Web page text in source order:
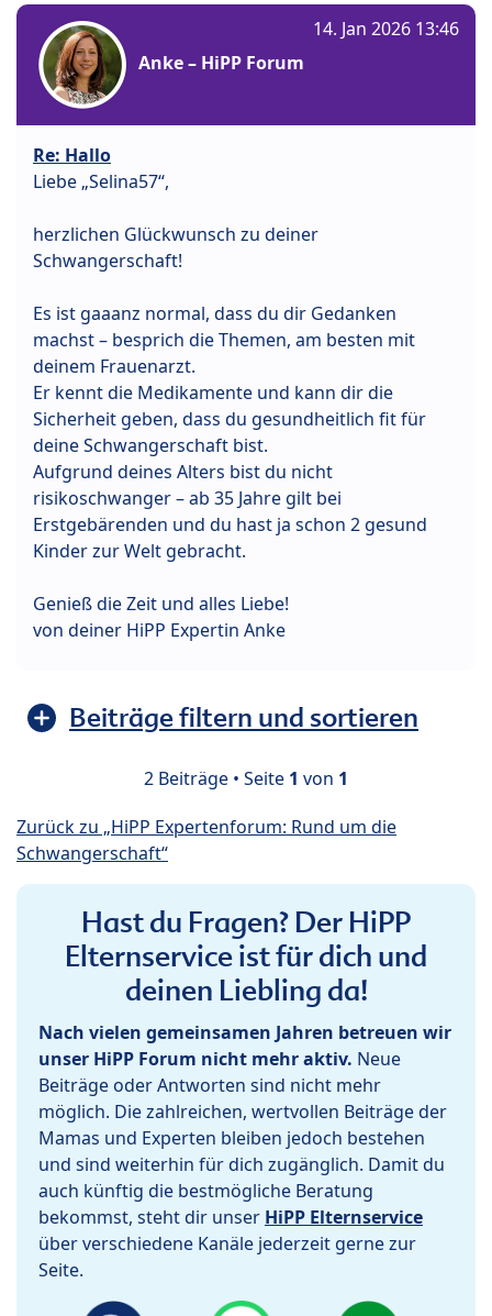
Anke – HiPP Forum
14. Jan 2026 13:46
Re: Hallo
Liebe „Selina57“,
herzlichen Glückwunsch zu deiner
Schwangerschaft!
Es ist gaaanz normal, dass du dir Gedanken
machst – besprich die Themen, am besten mit
deinem Frauenarzt.
Er kennt die Medikamente und kann dir die
Sicherheit geben, dass du gesundheitlich fit für
deine Schwangerschaft bist.
Aufgrund deines Alters bist du nicht
risikoschwanger – ab 35 Jahre gilt bei
Erstgebärenden und du hast ja schon 2 gesund
Kinder zur Welt gebracht.
Genieß die Zeit und alles Liebe!
von deiner HiPP Expertin Anke
Beiträge filtern und sortieren
2 Beiträge • Seite 1 von 1
Zurück zu „HiPP Expertenforum: Rund um die
Schwangerschaft“
Hast du Fragen? Der HiPP
Elternservice ist für dich und
deinen Liebling da!
Nach vielen gemeinsamen Jahren betreuen wir
unser HiPP Forum nicht mehr aktiv. Neue
Beiträge oder Antworten sind nicht mehr
möglich. Die zahlreichen, wertvollen Beiträge der
Mamas und Experten bleiben jedoch bestehen
und sind weiterhin für dich zugänglich. Damit du
auch künftig die bestmögliche Beratung
bekommst, steht dir unser HiPP Elternservice
über verschiedene Kanäle jederzeit gerne zur
Seite.